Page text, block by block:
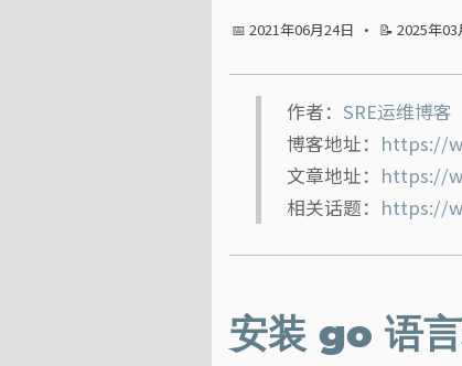
📈 热点新闻
🙈 关于博主
📅 2021年06月24日 · 📝 2025年03
作者： SRE运维博客
博客地址： https://
文章地址： https://
相关话题： https://
安装 go 语